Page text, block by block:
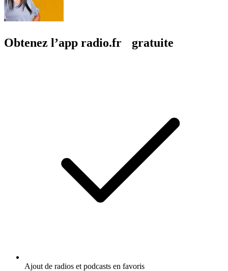
Obtenez l’app radio.fr gratuite
Ajout de radios et podcasts en favoris